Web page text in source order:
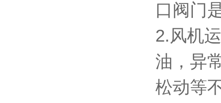
口阀门
2.风机
油，异
松动等